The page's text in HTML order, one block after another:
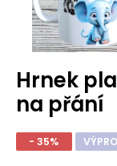
Hrnek
na přání
- 35%